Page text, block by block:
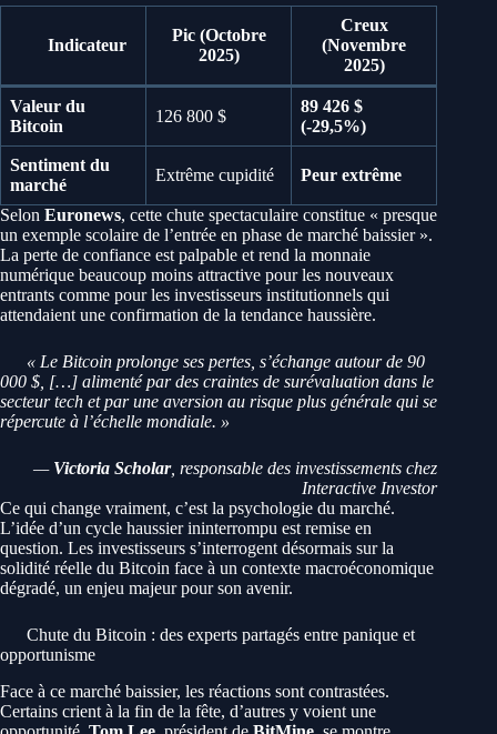
Indicateur
Pic (Octobre
2025)
Creux
(Novembre
2025)
Valeur du
Bitcoin
126 800 $
89 426 $
(-29,5%)
Sentiment du
marché
Extrême cupidité Peur extrême
Selon Euronews, cette chute spectaculaire constitue « presque
un exemple scolaire de l’entrée en phase de marché baissier ».
La perte de confiance est palpable et rend la monnaie
numérique beaucoup moins attractive pour les nouveaux
entrants comme pour les investisseurs institutionnels qui
attendaient une confirmation de la tendance haussière.
« Le Bitcoin prolonge ses pertes, s’échange autour de 90
000 $, […] alimenté par des craintes de surévaluation dans le
secteur tech et par une aversion au risque plus générale qui se
répercute à l’échelle mondiale. »
— Victoria Scholar, responsable des investissements chez
Interactive Investor
Ce qui change vraiment, c’est la psychologie du marché.
L’idée d’un cycle haussier ininterrompu est remise en
question. Les investisseurs s’interrogent désormais sur la
solidité réelle du Bitcoin face à un contexte macroéconomique
dégradé, un enjeu majeur pour son avenir.
Chute du Bitcoin : des experts partagés entre panique et
opportunisme
Face à ce marché baissier, les réactions sont contrastées.
Certains crient à la fin de la fête, d’autres y voient une